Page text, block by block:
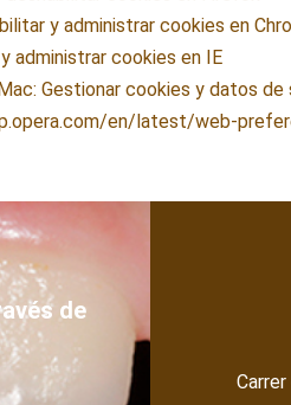
y administrar cookies en
y administrar cookies en IE
Gestionar cookies y datos
en/latest/web-
de